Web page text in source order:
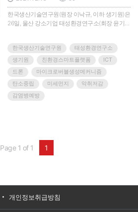
한국생산기술연구원(원장 이낙규, 이하 생기원)은
26일, 울산 강소기업 태성환경연구소(회장 윤기
도화에 힘을 모으기로 하고 업무협약을 체결했다.
태성환경 본사(울주군 온산읍)에서 열린 이날 행
사에는 협약기관 대표인 이낙규 생기원장과 윤기
열 태성환경 회장을 비롯해 생기원 이만식 울산본
부장, 이언성 기술사업화실장, 태성환경 김석만 대
표이사 등 관계자 15여명이 참석했다.이번 협약을
이전한 산업환경 청정화 기술을 태성환경 내 테스
트베드에서 스케일업 및 실증한 뒤, ICT 및 드론 기
술이 적용된 제품을 출시하는 방식으로 이뤄진다.
을 활용한 대기오염물질 동시저감기술’과 ‘플라즈
마 시스템 적용을 통한 난용성 악취물질 저감기
술’을 지원한다.한편, 태성환경에서는 지원받은 기
한국생산기술연구원
태성환경연구소
생기원
친환경스마트플랫폼
ICT
드론
마이크로버블생성메커니즘
탄소중립
미세먼지
악취저감
감염병예방
Page 1 of 1 1
개인정보취급방침